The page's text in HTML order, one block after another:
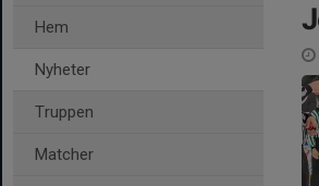
Hem
Nyheter
Truppen
Matcher